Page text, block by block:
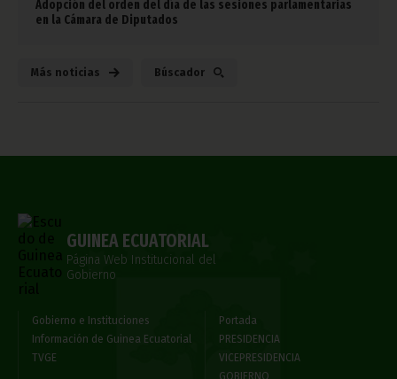
Adopción del orden del día de las sesiones parlamentarias
en la Cámara de Diputados
Más noticias Búscador
GUINEA ECUATORIAL
Página Web Institucional del
Gobierno
Gobierno e Instituciones
Información de Guinea Ecuatorial
TVGE
Portada
PRESIDENCIA
VICEPRESIDENCIA
GOBIERNO